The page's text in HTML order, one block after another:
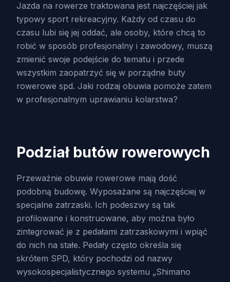
Jazda na rowerze traktowana jest najczęściej jak
typowy sport rekreacyjny. Każdy od czasu do
czasu lubi się jej oddać, ale osoby, które chcą to
robić w sposób profesjonalny i zawodowy, muszą
zmienić swoje podejście do tematu i przede
wszystkim zaopatrzyć się w porządne buty
rowerowe spd. Jaki rodzaj obuwia pomoże zatem
w profesjonalnym uprawianiu kolarstwa?
Podział butów rowerowych
Przeważnie obuwie rowerowe mają dość
podobną budowę. Wyposażane są najczęściej w
specjalne zatrzaski. Ich podeszwy są tak
profilowane i konstruowane, aby można było
zintegrować je z pedałami zatrzaskowymi i wpiąć
do nich na stałe. Pedały często określa się
skrótem SPD, który pochodzi od nazwy
wysokospecjalistycznego systemu „Shimano